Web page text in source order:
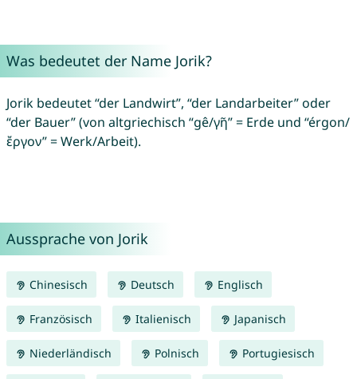
Was bedeutet der Name Jorik?
Jorik bedeutet “der Landwirt”, “der Landarbeiter” oder
“der Bauer” (von altgriechisch “gê/γῆ” = Erde und “érgon/
ἔργον” = Werk/Arbeit).
Aussprache von Jorik
Chinesisch Deutsch Englisch
Französisch Italienisch Japanisch
Niederländisch Polnisch Portugiesisch